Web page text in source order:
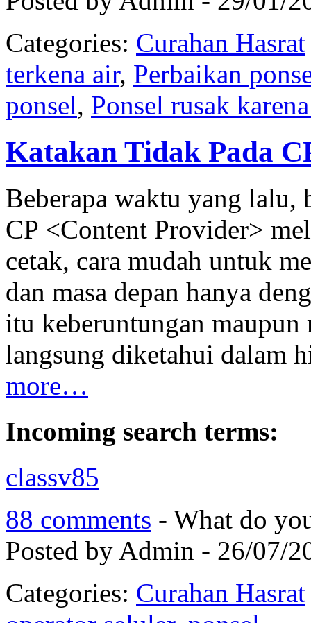
Categories: Curahan Hasrat
terkena air, Perbaikan
ponsel, Ponsel rusak
Katakan Tidak Pada
Beberapa waktu yang lalu,
CP <Content Provider>
cetak, cara mudah untuk
dan masa depan hanya
itu keberuntungan maupun
langsung diketahui dalam
more…
Incoming search terms:
classv85
88 comments - What do
Posted by Admin - 26/07/
Categories: Curahan Hasrat